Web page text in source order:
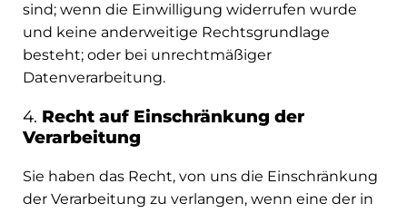
sind; wenn die Einwilligung widerrufen wurde
und keine anderweitige Rechtsgrundlage
besteht; oder bei unrechtmäßiger
Datenverarbeitung.
4. Recht auf Einschränkung der
Verarbeitung
Sie haben das Recht, von uns die Einschränkung
der Verarbeitung zu verlangen, wenn eine der in